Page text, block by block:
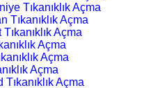
Tıkanıklık Açma
Tıkanıklık Açma
Açma
Açma
Açma
Açma
Açma